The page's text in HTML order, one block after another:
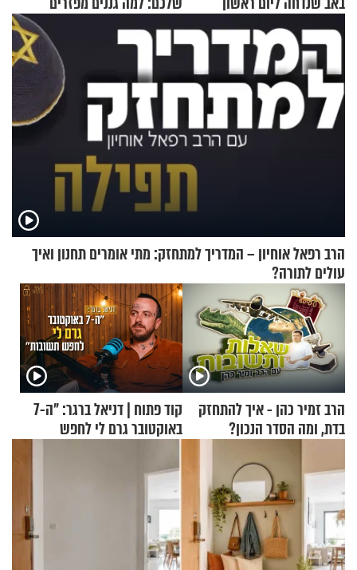
קינמון בעציצים?
הרב רפאל אוחיון – המדריך למתחזק: מתי אומרים תחנון ואיך
עולים לתורה?
הרב זמיר כהן - איך להתחזק
בדת, ומה הסדר הנכון?
קוד פתוח | דניאל ברגר: "ה-7
באוקטובר גרם לי לחפש